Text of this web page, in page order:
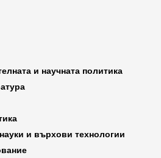
и научната политика
и върхови технологии